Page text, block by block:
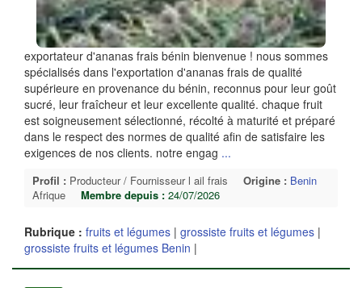
exportateur d'ananas frais bénin bienvenue ! nous sommes
spécialisés dans l'exportation d'ananas frais de qualité
supérieure en provenance du bénin, reconnus pour leur goût
sucré, leur fraîcheur et leur excellente qualité. chaque fruit
est soigneusement sélectionné, récolté à maturité et préparé
dans le respect des normes de qualité afin de satisfaire les
exigences de nos clients. notre engag ...
Profil : Producteur / Fournisseur l ail frais Origine : Benin
Afrique
Membre depuis : 24/07/2026
Rubrique : fruits et légumes | grossiste fruits et légumes |
grossiste fruits et légumes Benin |